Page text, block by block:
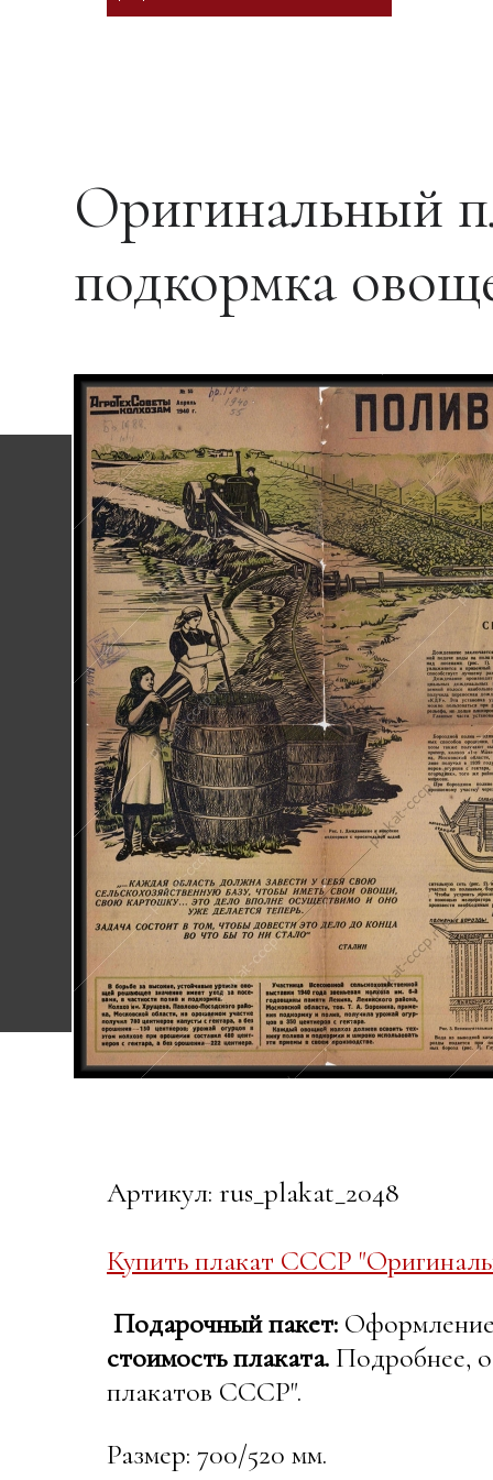
Оригинальный
подкормка
Артикул: rus_plakat_2048
Купить плакат СССР
Подарочный пакет: Оформление
стоимость плаката. Подробнее,
плакатов СССР".
Размер: 700/520 мм.